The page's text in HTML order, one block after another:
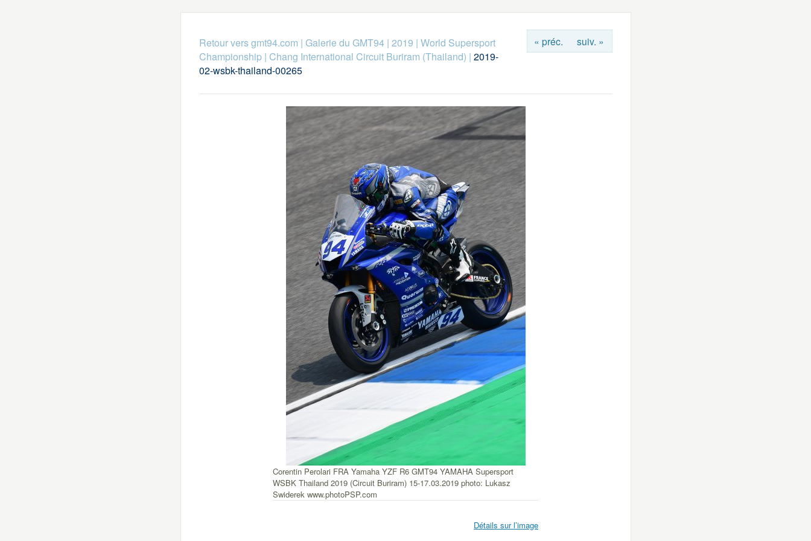
« préc. suiv. »
Retour vers gmt94.com | Galerie du GMT94| 2019 | World Supersport
Championship| Chang International Circuit Buriram (Thailand) | 2019-
02-wsbk-thailand-00265
Corentin Perolari FRA Yamaha YZF R6 GMT94 YAMAHA Supersport
WSBK Thailand 2019 (Circuit Buriram) 15-17.03.2019 photo: Lukasz
Swiderek www.photoPSP.com
Détails sur l’image